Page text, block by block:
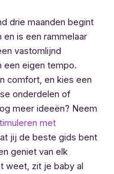
drie maanden begint
is een rammelaar
vastomlijnd
een eigen tempo.
comfort, en kies een
onderdelen of
meer ideeën? Neem
met
jij de beste gids bent
geniet van elk
weet, zit je baby al